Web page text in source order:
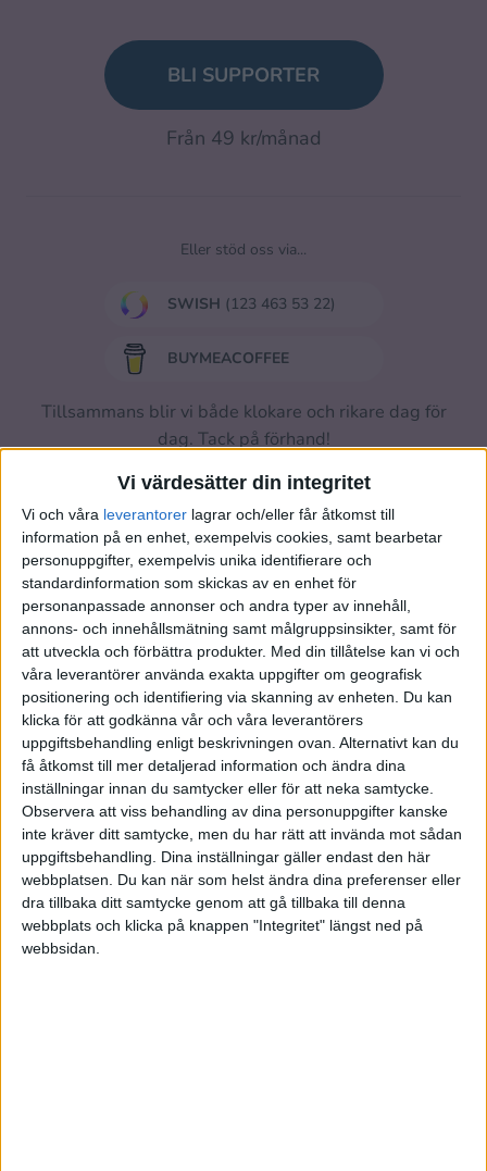
Vi värdesätter din integritet
Vi och våra leverantorer lagrar och/eller får åtkomst till
information på en enhet, exempelvis cookies, samt bearbetar
personuppgifter, exempelvis unika identifierare och
standardinformation som skickas av en enhet för
personanpassade annonser och andra typer av innehåll,
annons- och innehållsmätning samt målgruppsinsikter, samt för
att utveckla och förbättra produkter. Med din tillåtelse kan vi och
våra leverantörer använda exakta uppgifter om geografisk
positionering och identifiering via skanning av enheten. Du kan
klicka för att godkänna vår och våra leverantörers
uppgiftsbehandling enligt beskrivningen ovan. Alternativt kan du
få åtkomst till mer detaljerad information och ändra dina
inställningar innan du samtycker eller för att neka samtycke.
Observera att viss behandling av dina personuppgifter kanske
inte kräver ditt samtycke, men du har rätt att invända mot sådan
uppgiftsbehandling. Dina inställningar gäller endast den här
webbplatsen. Du kan när som helst ändra dina preferenser eller
dra tillbaka ditt samtycke genom att gå tillbaka till denna
webbplats och klicka på knappen "Integritet" längst ned på
webbsidan.
BLI SUPPORTER
Från 49 kr/månad
Eller stöd oss via...
SWISH (123 463 53 22)
BUYMEACOFFEE
Tillsammans blir vi både klokare och rikare dag för
dag. Tack på förhand!
Ytterligare saker vi tror attdu kan
gilla
Om du gillade denna graf, då kan du även gilla nedan:
KORTAVIDEOKLIPP